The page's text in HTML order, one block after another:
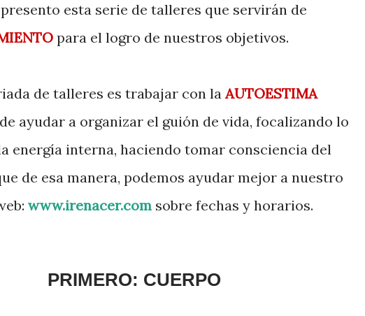
esta serie de talleres que servirán de
para el logro de nuestros objetivos.
de talleres es trabajar con laAUTOESTIMA
ayudar a organizar el guión de vida, focalizando lo
energía interna, haciendo tomar consciencia del
de esa manera, podemos ayudar mejor a nuestro
www.irenacer.com sobre fechas y horarios.
PRIMERO: CUERPO